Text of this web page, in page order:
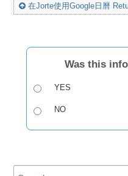
在Jorte使用Google日曆
Was this
YES
NO